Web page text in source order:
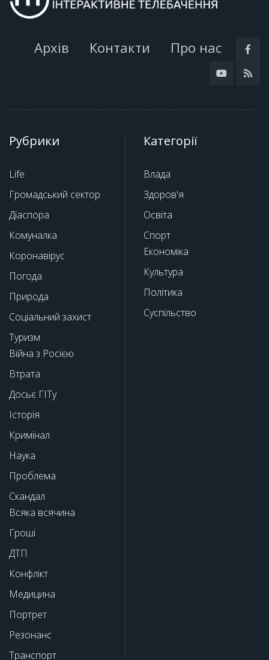
Архів Контакти Про нас
Рубрики
Life
Громадський сектор
Діаспора
Комуналка
Коронавірус
Погода
Природа
Соціальний захист
Туризм
Війна з Росією
Втрата
Досьє ГІТу
Історія
Кримінал
Наука
Проблема
Скандал
Всяка всячина
Гроші
ДТП
Конфлікт
Медицина
Портрет
Резонанс
Транспорт
Категорії
Влада
Здоров'я
Освіта
Спорт
Економіка
Культура
Політика
Суспільство